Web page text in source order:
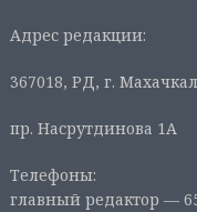
Адрес редакции:
367018, РД, г.
пр. Насрутдинова 1А
Телефоны:
главный редактор —